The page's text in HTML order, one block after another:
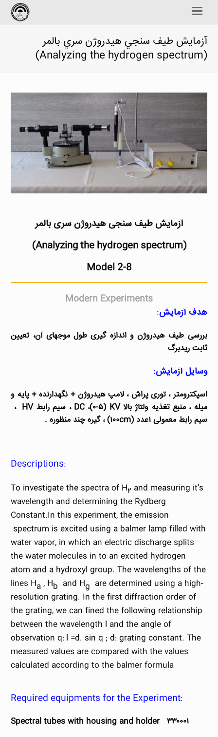
Open
Menu
آزمايش طيف سنجي هيدروژن سري بالمر
(Analyzing the hydrogen spectrum)
آزمایش طیف سنجی هیدروژن سری بالمر
(Analyzing the hydrogen spectrum)
Model 2-8
Modern Experiments
هدف آزمایش:
بررسی طیف هیدروژن و اندازه­ گیری طول موج­های آن، تعیین
ثابت ریدبرگ
وسایل آزمایش:
اسپکترومتر ، توری پراش ، لامپ هیدروژن + نگهدارنده + پایه و
میله ، منبع تغذیه ولتاژ بالا DC ،(۰-۵) KV ، سیم رابط HV
،
سیم رابط معمولی ۱عدد
(۱۰۰cm) ، گیره چند منظوره .
:Descriptions
To investigate the spectra of H۲ and measuring it’s
wavelength and determining the Rydberg
Constant.In this experiment, the emission
spectrum is excited using a balmer lamp filled with
water vapor, in which an electric discharge splits
the water molecules in to an excited hydrogen
atom and a hydroxyl group. The wavelengths of the
lines Ha , Hb and Hg are determined using a high-
resolution grating. In the first diffraction order of
the grating, we can fined the following relationship
between the wavelength l and the angle of
observation q: l =d. sin q ; d: grating constant. The
measured values are compared with the values
calculated according to the balmer formula
:Required equipments for the Experiment
Spectral tubes with housing and holder ۳۳۰۰۰۱